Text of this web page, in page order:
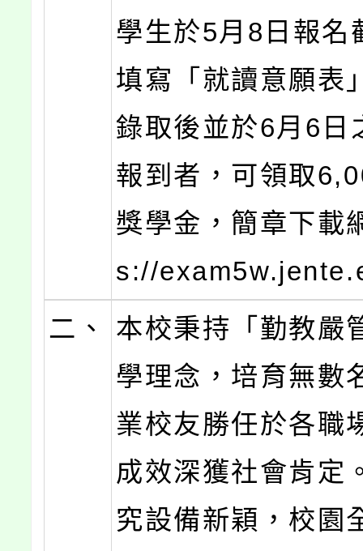
學生於5月8日報名
填寫「就讀意願表
錄取後並於6月6日
報到者，可領取
獎學金，簡章下載
s://
二、
本校秉持「勤教嚴
學理念，培育無數
業校友勝任於各職
成效深獲社會肯定
究設備新穎，校園